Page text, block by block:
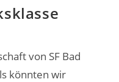
von SF Bad
könnten wir